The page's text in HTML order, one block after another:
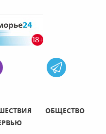
ОБЩЕСТВО